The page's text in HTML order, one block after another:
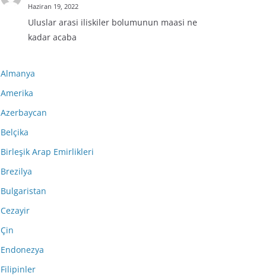
Haziran 19, 2022
Uluslar arasi iliskiler bolumunun maasi ne
kadar acaba
Almanya
Amerika
Azerbaycan
Belçika
Birleşik Arap Emirlikleri
Brezilya
Bulgaristan
Cezayir
Çin
Endonezya
Filipinler